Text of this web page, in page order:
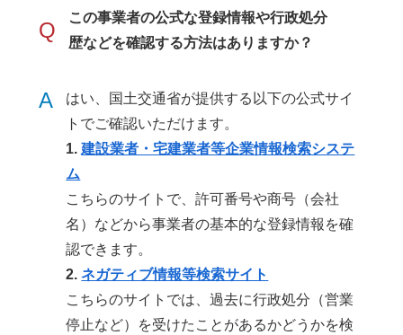
Q
この事業者の公式な登録情報や行政処分
歴などを確認する方法はありますか？
A
はい、国土交通省が提供する以下の公式サイ
トでご確認いただけます。
1.建設業者・宅建業者等企業情報検索システ
ム
こちらのサイトで、許可番号や商号（会社
名）などから事業者の基本的な登録情報を確
認できます。
2.ネガティブ情報等検索サイト
こちらのサイトでは、過去に行政処分（営業
停止など）を受けたことがあるかどうかを検